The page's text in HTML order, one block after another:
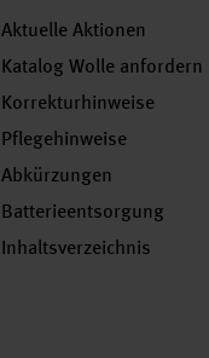
Aktuelle Aktionen
Katalog Wolle anfordern
Korrekturhinweise
Pflegehinweise
Abkürzungen
Batterieentsorgung
Inhaltsverzeichnis